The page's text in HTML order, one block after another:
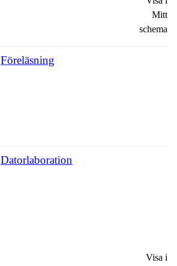
Mitt
schema
Föreläsning
Datorlaboration
Visa i